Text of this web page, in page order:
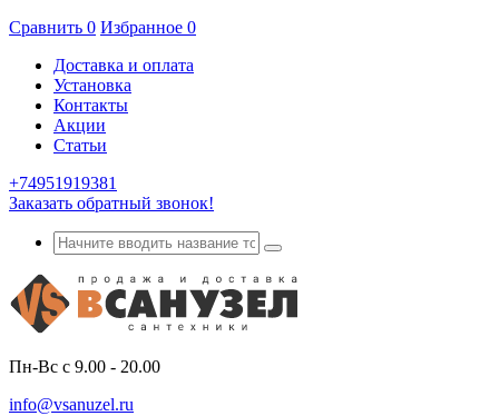
Сравнить 0 Избранное 0
Доставка и оплата
Установка
Контакты
Акции
Статьи
+74951919381
Заказать обратный звонок!
Пн-Вс с 9.00 - 20.00
info@vsanuzel.ru